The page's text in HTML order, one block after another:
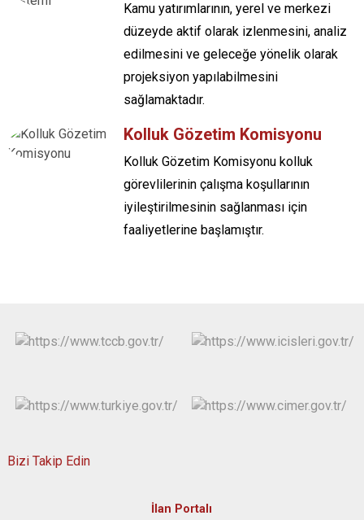
Kamu yatırımlarının, yerel ve merkezi
düzeyde aktif olarak izlenmesini, analiz
edilmesini ve geleceğe yönelik olarak
projeksiyon yapılabilmesini
sağlamaktadır.
Kolluk Gözetim Komisyonu
Kolluk Gözetim Komisyonu kolluk
görevlilerinin çalışma koşullarının
iyileştirilmesinin sağlanması için
faaliyetlerine başlamıştır.
Bizi Takip Edin
İlan Portalı